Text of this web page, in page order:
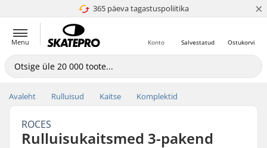
365 päeva tagastuspoliitika
4.8 paljaks 5 ×
Menu Ostukorvi
Salvestatud
Konto
Avaleht Rulluisud Kaitse Komplektid
ROCES
Rulluisukaitsmed 3-pakend